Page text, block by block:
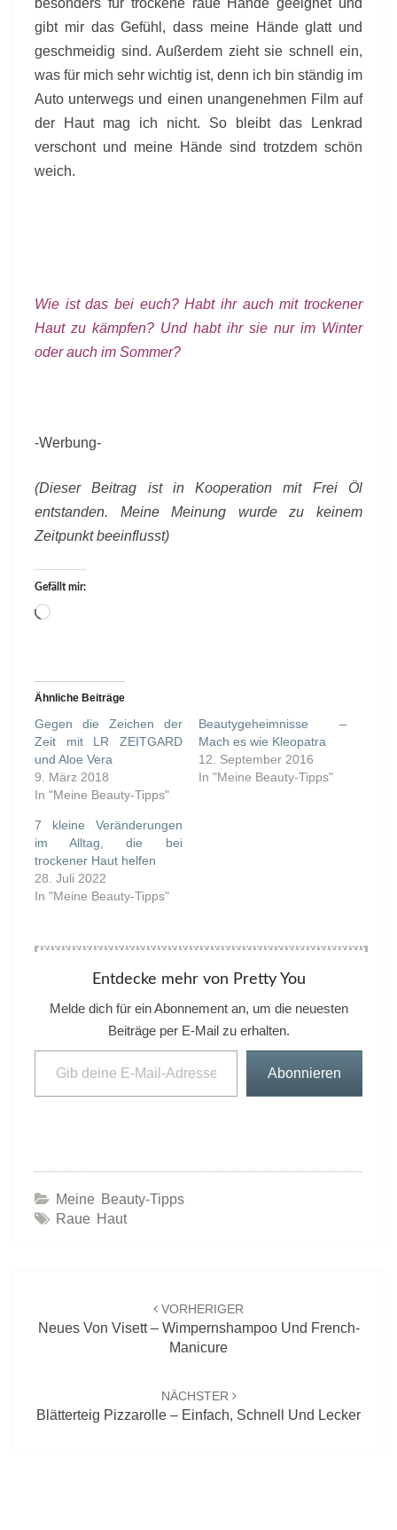
besonders für trockene raue Hände geeignet und
gibt mir das Gefühl, dass meine Hände glatt und
geschmeidig sind. Außerdem zieht sie schnell ein,
was für mich sehr wichtig ist, denn ich bin ständig im
Auto unterwegs und einen unangenehmen Film auf
der Haut mag ich nicht. So bleibt das Lenkrad
verschont und meine Hände sind trotzdem schön
weich.
Wie ist das bei euch? Habt ihr auch mit trockener
Haut zu kämpfen? Und habt ihr sie nur im Winter
oder auch im Sommer?
-Werbung-
(Dieser Beitrag ist in Kooperation mit Frei Öl
entstanden. Meine Meinung wurde zu keinem
Zeitpunkt beeinflusst)
Gefällt mir:
Wird
Ähnliche Beiträge
Gegen die Zeichen der
Zeit mit LR ZEITGARD
und Aloe Vera
9. März 2018
In "Meine Beauty-Tipps"
Beautygeheimnisse –
Mach es wie Kleopatra
12. September 2016
In "Meine Beauty-Tipps"
7 kleine Veränderungen
im Alltag, die bei
trockener Haut helfen
28. Juli 2022
In "Meine Beauty-Tipps"
Entdecke mehr von Pretty You
Melde dich für ein Abonnement an, um die neuesten
Beiträge per E-Mail zu erhalten.
Gib deine E-Mail-Adresse ein ...
Abonnieren
Meine Beauty-Tipps
Raue Haut
VORHERIGER
Neues Von Visett – Wimpernshampoo Und French-
Manicure
NÄCHSTER
Blätterteig Pizzarolle – Einfach, Schnell Und Lecker